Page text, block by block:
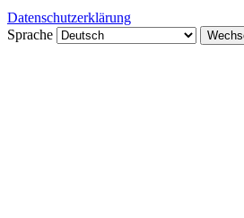
Datenschutzerklärung
Sprache